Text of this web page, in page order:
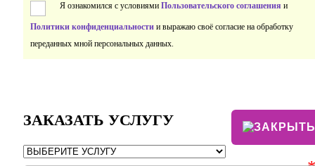
Я ознакомился с условиями Пользовательского соглашения и
Политики конфиденциальности и выражаю своё согласие на обработку
переданных мной персональных данных.
ЗАКАЗАТЬ УСЛУГУ